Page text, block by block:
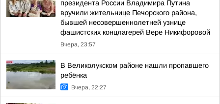
президента России Владимира Путина
вручили жительнице Печорского района,
бывшей несовершеннолетней узнице
фашистских концлагерей Вере Никифоровой
Вчера, 23:57
В Великолукском районе нашли пропавшего
ребёнка
Вчера, 22:27